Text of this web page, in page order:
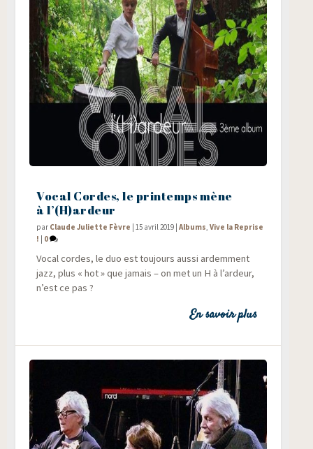
Vocal Cordes, le printemps mène
à l’(H)ardeur
par Claude Juliette Fèvre |15 avril 2019 |Albums,Vive la Reprise
!
0
Vocal cordes, le duo est tou­jours aus­si ardem­ment
jazz, plus « hot » que jamais – on met un H à l’ardeur,
n’est ce pas ?
En savoir plus